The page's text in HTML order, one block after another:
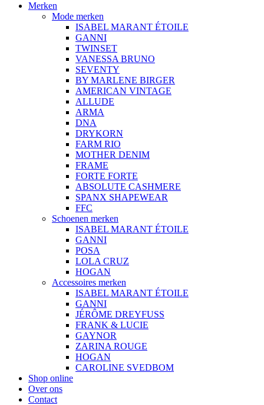
Merken
Mode merken
ISABEL MARANT ÉTOILE
GANNI
TWINSET
VANESSA BRUNO
SEVENTY
BY MARLENE BIRGER
AMERICAN VINTAGE
ALLUDE
ARMA
DNA
DRYKORN
FARM RIO
MOTHER DENIM
FRAME
FORTE FORTE
ABSOLUTE CASHMERE
SPANX SHAPEWEAR
FFC
Schoenen merken
ISABEL MARANT ÉTOILE
GANNI
POSA
LOLA CRUZ
HOGAN
Accessoires merken
ISABEL MARANT ÉTOILE
GANNI
JÉRÔME DREYFUSS
FRANK & LUCIE
GAYNOR
ZARINA ROUGE
HOGAN
CAROLINE SVEDBOM
Shop online
Over ons
Contact